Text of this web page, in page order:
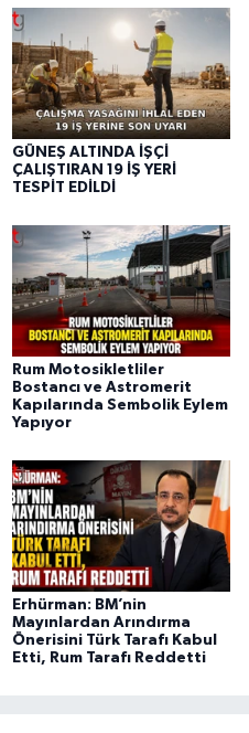
GÜNEŞ ALTINDA İŞÇİ
ÇALIŞTIRAN 19 İŞ YERİ
TESPİT EDİLDİ
Rum Motosikletliler
Bostancı ve Astromerit
Kapılarında Sembolik Eylem
Yapıyor
Erhürman: BM’nin
Mayınlardan Arındırma
Önerisini Türk Tarafı Kabul
Etti, Rum Tarafı Reddetti